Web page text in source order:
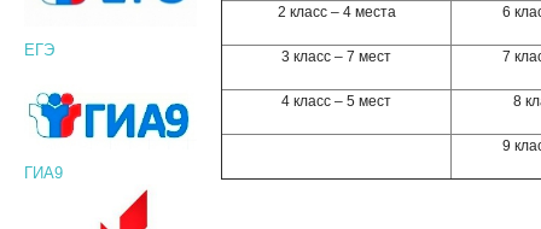
2 класс – 4 места 6
3 класс – 7 мест 7
4 класс – 5 мест 8
9
ЕГЭ
ГИА9